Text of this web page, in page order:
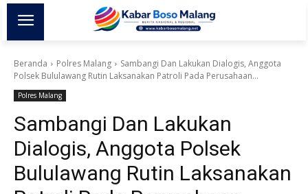
Beranda Polres Malang
Sambangi Dan Lakukan Dialogis, Anggota
Polsek Bululawang Rutin Laksanakan Patroli Pada Perusahaan...
Polres Malang
Sambangi Dan Lakukan
Dialogis, Anggota Polsek
Bululawang Rutin Laksanakan